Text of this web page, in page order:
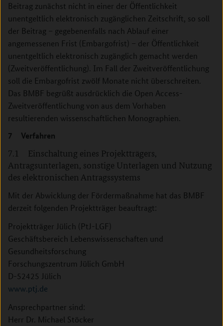
Beitrag zunächst nicht in einer der Öffentlichkeit
unentgeltlich elektronisch zugänglichen Zeitschrift, so soll
der Beitrag – gegebenenfalls nach Ablauf einer
angemessenen Frist (Embargofrist) – der Öffentlichkeit
unentgeltlich elektronisch zugänglich gemacht werden
(Zweitveröffentlichung). Im Fall der Zweitveröffentlichung
soll die Embargofrist zwölf Monate nicht überschreiten.
Das BMBF begrüßt ausdrücklich die Open Access-
Zweitveröffentlichung von aus dem Vorhaben
resultierenden wissenschaftlichen Monographien.
7 Verfahren
7.1 Einschaltung eines Projektträgers,
Antragsunterlagen, sonstige Unterlagen und Nutzung
des elektronischen ­Antragssystems
Mit der Abwicklung der Fördermaßnahme hat das BMBF
derzeit folgenden Projektträger beauftragt:
Projektträger Jülich (PtJ-LGF)
Geschäftsbereich Lebenswissenschaften und
Gesundheitsforschung
Forschungszentrum Jülich GmbH
D-52425 Jülich
www.ptj.de
Ansprechpartner sind:
Herr Dr. Michael Stöcker